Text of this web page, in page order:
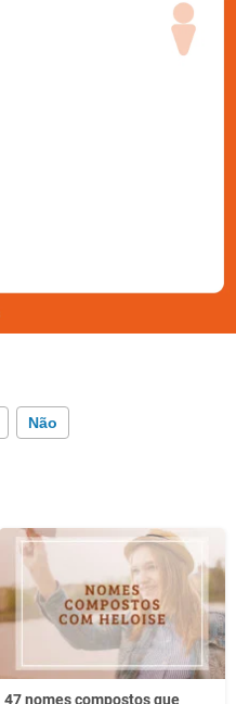
Não
incorreta
que procuro
47 nomes compostos que